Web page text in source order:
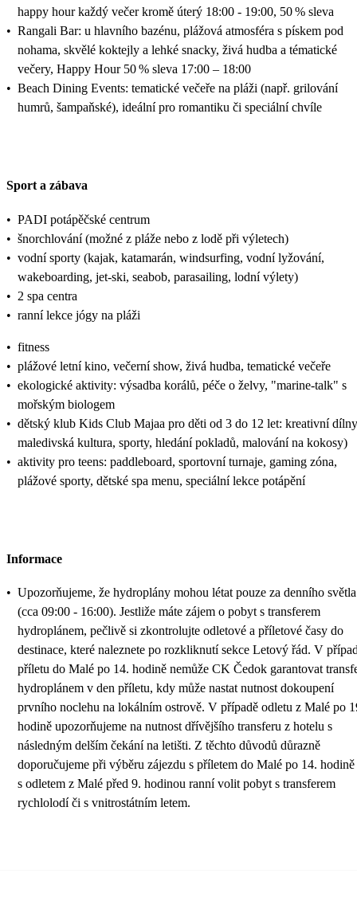
happy hour každý večer kromě úterý 18:00 - 19:00, 50 % sleva
• Rangali Bar: u hlavního bazénu, plážová atmosféra s pískem pod
nohama, skvělé koktejly a lehké snacky, živá hudba a tématické
večery, Happy Hour 50 % sleva 17:00 – 18:00
• Beach Dining Events: tematické večeře na pláži (např. grilování
humrů, šampaňské), ideální pro romantiku či speciální chvíle
Sport a zábava
• PADI potápěčské centrum
• šnorchlování (možné z pláže nebo z lodě při výletech)
• vodní sporty (kajak, katamarán, windsurfing, vodní lyžování,
wakeboarding, jet-ski, seabob, parasailing, lodní výlety)
• 2 spa centra
• ranní lekce jógy na pláži
• fitness
• plážové letní kino, večerní show, živá hudba, tematické večeře
• ekologické aktivity: výsadba korálů, péče o želvy, "marine-talk" s
mořským biologem
• dětský klub Kids Club Majaa pro děti od 3 do 12 let: kreativní
maledivská kultura, sporty, hledání pokladů, malování na kokosy)
• aktivity pro teens: paddleboard, sportovní turnaje, gaming zóna,
plážové sporty, dětské spa menu, speciální lekce potápění
Informace
• Upozorňujeme, že hydroplány mohou létat pouze za denního světla
(cca 09:00 - 16:00). Jestliže máte zájem o pobyt s transferem
hydroplánem, pečlivě si zkontrolujte odletové a příletové časy do
destinace, které naleznete po rozkliknutí sekce Letový řád. V
příletu do Malé po 14. hodině nemůže CK Čedok garantovat
hydroplánem v den příletu, kdy může nastat nutnost dokoupení
prvního noclehu na lokálním ostrově. V případě odletu z Malé po
hodině upozorňujeme na nutnost dřívějšího transferu z hotelu s
následným delším čekání na letišti. Z těchto důvodů důrazně
doporučujeme při výběru zájezdu s příletem do Malé po 14.
s odletem z Malé před 9. hodinou ranní volit pobyt s transferem
rychlolodí či s vnitrostátním letem.